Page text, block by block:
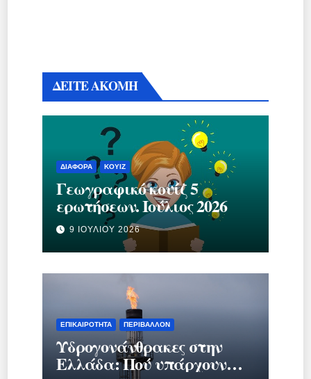
ΔΕΙΤΕ ΑΚΟΜΗ
ΔΙΆΦΟΡΑ ΚΟΥΊΖ
Γεωγραφικό κουίζ 5
ερωτήσεων. Ιούλιος 2026
9 ΙΟΥΛΊΟΥ 2026
ΕΠΙΚΑΙΡΌΤΗΤΑ ΠΕΡΙΒΆΛΛΟΝ
Υδρογονάνθρακες στην
Ελλάδα: Πού υπάρχουν